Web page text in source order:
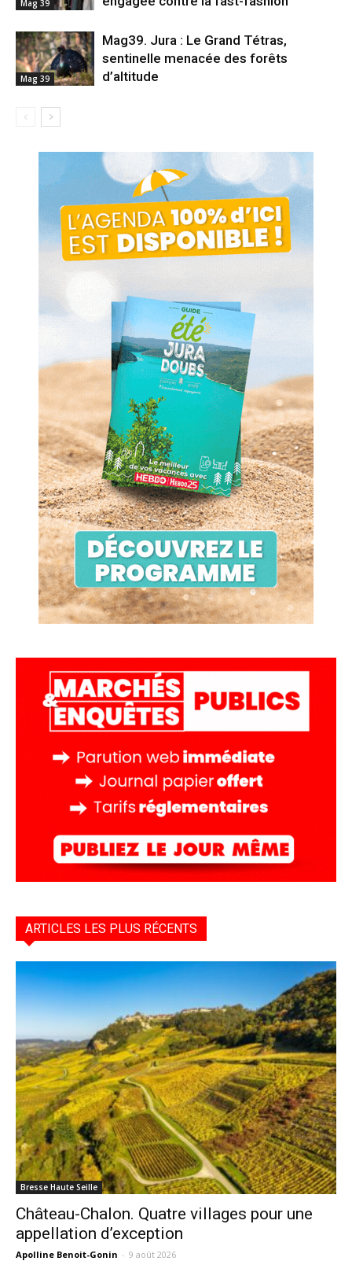
Mag 39
Mag 39
Mag39. Jura : Le Grand Tétras,
sentinelle menacée des forêts
d’altitude
ARTICLES LES PLUS RÉCENTS
Bresse Haute Seille
Château-Chalon. Quatre villages pour une
appellation d’exception
Apolline Benoit-Gonin - 9 août 2026